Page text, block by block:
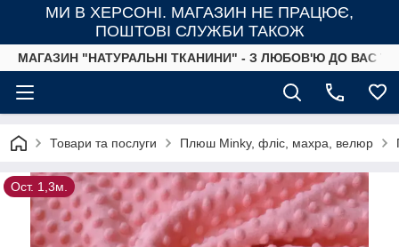
МИ В ХЕРСОНІ. МАГАЗИН НЕ ПРАЦЮЄ,
ПОШТОВІ СЛУЖБИ ТАКОЖ
МАГАЗИН "НАТУРАЛЬНІ ТКАНИНИ" - З ЛЮБОВ'Ю ДО ВАС
Товари та послуги Плюш Minky, фліс, махра, велюр
Ост. 1,3м.